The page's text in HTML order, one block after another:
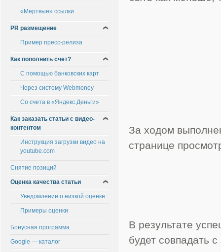
За ходом
странице
В результате
будет совпадать
«Мертвые» ссылки
PR размещение
Пример пресс-релиза
Как пополнить счет?
С помощью банковских карт
Через систему Webmoney
Со счета в «Яндекс.Деньги»
Как заказать статьи с видео-
контентом
Инструкция загрузки видео на
youtube.com
Снятие позиций
Оценка качества статьи
Уведомление о низкой оценке
Примеры оценки
Бонусная программа
Google — каталог